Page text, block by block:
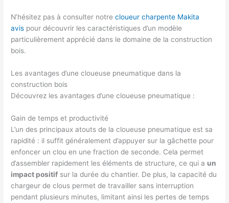
N’hésitez pas à consulter notrecloueur charpente Makita
avis pour découvrir les caractéristiques d’un modèle
particulièrement apprécié dans le domaine de la construction
bois.
Les avantages d’une cloueuse pneumatique dans la
construction bois
Découvrez les avantages d’une cloueuse pneumatique :
Gain de temps et productivité
L’un des principaux atouts de la cloueuse pneumatique est sa
rapidité : il suffit généralement d’appuyer sur la gâchette pour
enfoncer un clou en une fraction de seconde. Cela permet
d’assembler rapidement les éléments de structure, ce qui a un
impact positif sur la durée du chantier. De plus, la capacité du
chargeur de clous permet de travailler sans interruption
pendant plusieurs minutes, limitant ainsi les pertes de temps